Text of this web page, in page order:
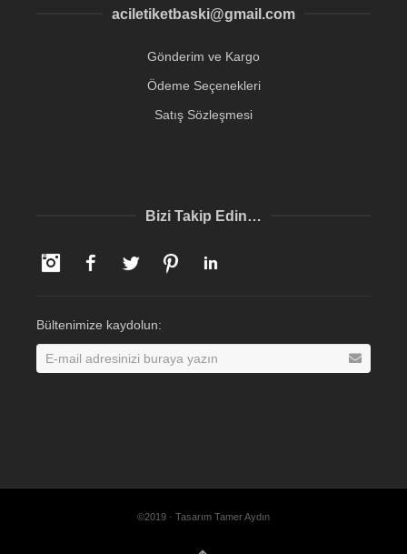
aciletiketbaski@gmail.com
Gönderim ve Kargo
Ödeme Seçenekleri
Satış Sözleşmesi
Bizi Takip Edin…
InstagramFacebookTwitter Pinterest
Bültenimize kaydolun:
©2019 · Tasarım Tamer Aydın